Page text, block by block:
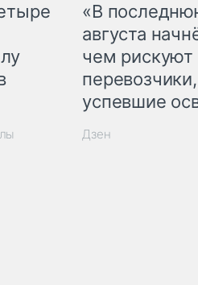
«В
августа
чем рискуют
успевшие
Дзен